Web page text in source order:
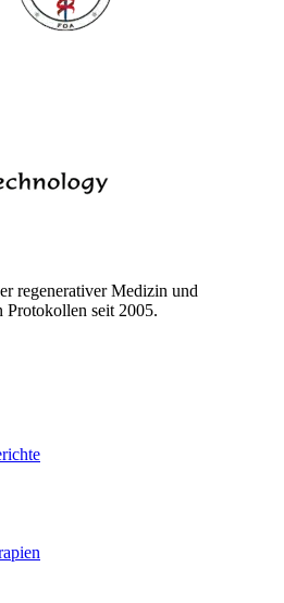
regenerativer Medizin und
Protokollen seit 2005.